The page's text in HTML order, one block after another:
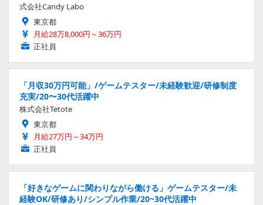
式会社Candy Labo
東京都
月給28万8,000円～36万円
正社員
「月収30万円可能」/ゲームテスター/未経験歓迎/研修制度
充実/20〜30代活躍中
株式会社Tetote
東京都
月給27万円～34万円
正社員
「好きなゲームに関わりながら働ける」ゲームテスター/未
経験OK/研修あり/シンプル作業/20~30代活躍中